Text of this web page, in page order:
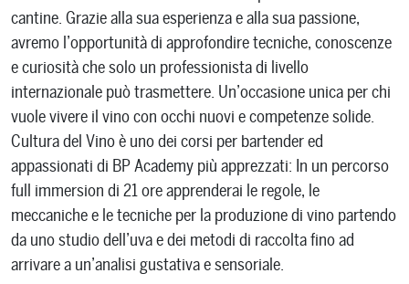
cantine. Grazie alla sua esperienza e alla sua passione,
avremo l’opportunità di approfondire tecniche, conoscenze
e curiosità che solo un professionista di livello
internazionale può trasmettere. Un’occasione unica per chi
vuole vivere il vino con occhi nuovi e competenze solide.
Cultura del Vino è uno dei corsi per bartender ed
appassionati di BP Academy più apprezzati: In un percorso
full immersion di 21 ore apprenderai le regole, le
meccaniche e le tecniche per la produzione di vino partendo
da uno studio dell’uva e dei metodi di raccolta fino ad
arrivare a un’analisi gustativa e sensoriale.